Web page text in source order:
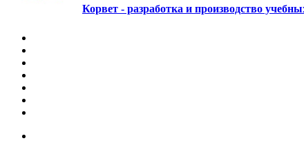
Корвет - разработка и производство